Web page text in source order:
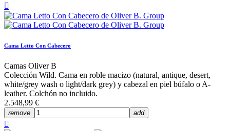

Cama Letto Con Cabecero
Camas Oliver B
Colección Wild. Cama en roble macizo (natural, antique, desert,
white/grey wash o light/dark grey) y cabezal en piel búfalo o A-
leather. Colchón no incluido.
2.548,99 €
remove add
